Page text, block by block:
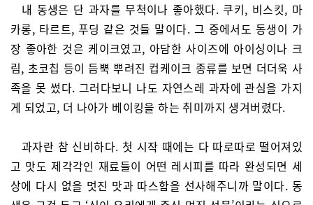
내 동생은 단 과자를 무척이나 좋아했다. 쿠키, 비스킷, 마
카롱, 타르트, 푸딩 같은 것들 말이다. 그 중에서도 동생이 가
장 좋아한 것은 케이크였고, 아담한 사이즈에 아이싱이나 크
림, 초코칩 등이 듬뿍 뿌려진 컵케이크 종류를 보면 더더욱 사
족을 못 썼다. 그러다보니 나도 자연스레 과자에 관심을 가지
게 되었고, 더 나아가 베이킹을 하는 취미까지 생겨버렸다.
과자란 참 신비하다. 첫 시작 때에는 다 따로따로 떨어져있
고 맛도 제각각인 재료들이 어떤 레시피를 따라 완성되면 세
상에 다시 없을 멋진 맛과 따스함을 선사해주니까 말이다. 동